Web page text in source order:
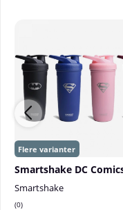
Smartshake
0